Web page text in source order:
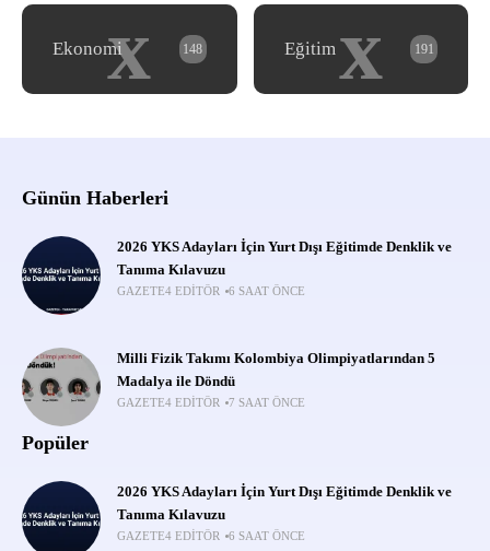
x
Ekonomi 148 x
Eğitim 191
Günün Haberleri
2026 YKS Adayları İçin Yurt Dışı Eğitimde Denklik ve
Tanıma Kılavuzu
GAZETE4 EDITÖR 6 SAAT ÖNCE
Milli Fizik Takımı Kolombiya Olimpiyatlarından 5
Madalya ile Döndü
GAZETE4 EDITÖR 7 SAAT ÖNCE
Popüler
2026 YKS Adayları İçin Yurt Dışı Eğitimde Denklik ve
Tanıma Kılavuzu
GAZETE4 EDITÖR 6 SAAT ÖNCE